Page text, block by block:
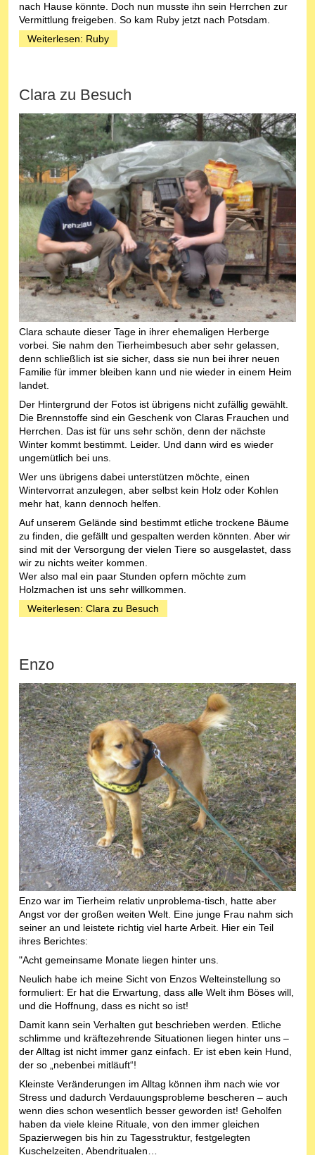
nach Hause könnte. Doch nun musste ihn sein Herrchen zur
Vermittlung freigeben. So kam Ruby jetzt nach Potsdam.
Weiterlesen: Ruby
Clara zu Besuch
Clara schaute dieser Tage in ihrer ehemaligen Herberge
vorbei. Sie nahm den Tierheimbesuch aber sehr gelassen,
denn schließlich ist sie sicher, dass sie nun bei ihrer neuen
Familie für immer bleiben kann und nie wieder in einem Heim
landet.
Der Hintergrund der Fotos ist übrigens nicht zufällig gewählt.
Die Brennstoffe sind ein Geschenk von Claras Frauchen und
Herrchen. Das ist für uns sehr schön, denn der nächste
Winter kommt bestimmt. Leider. Und dann wird es wieder
ungemütlich bei uns.
Wer uns übrigens dabei unterstützen möchte, einen
Wintervorrat anzulegen, aber selbst kein Holz oder Kohlen
mehr hat, kann dennoch helfen.
Auf unserem Gelände sind bestimmt etliche trockene Bäume
zu finden, die gefällt und gespalten werden könnten. Aber wir
sind mit der Versorgung der vielen Tiere so ausgelastet, dass
wir zu nichts weiter kommen.
Wer also mal ein paar Stunden opfern möchte zum
Holzmachen ist uns sehr willkommen.
Weiterlesen: Clara zu Besuch
Enzo
Enzo war im Tierheim relativ unproblema-tisch, hatte aber
Angst vor der großen weiten Welt. Eine junge Frau nahm sich
seiner an und leistete richtig viel harte Arbeit. Hier ein Teil
ihres Berichtes:
"Acht gemeinsame Monate liegen hinter uns.
Neulich habe ich meine Sicht von Enzos Welteinstellung so
formuliert: Er hat die Erwartung, dass alle Welt ihm Böses will,
und die Hoffnung, dass es nicht so ist!
Damit kann sein Verhalten gut beschrieben werden. Etliche
schlimme und kräftezehrende Situationen liegen hinter uns –
der Alltag ist nicht immer ganz einfach. Er ist eben kein Hund,
der so „nebenbei mitläuft“!
Kleinste Veränderungen im Alltag können ihm nach wie vor
Stress und dadurch Verdauungsprobleme bescheren – auch
wenn dies schon wesentlich besser geworden ist! Geholfen
haben da viele kleine Rituale, von den immer gleichen
Spazierwegen bis hin zu Tagesstruktur, festgelegten
Kuschelzeiten, Abendritualen…